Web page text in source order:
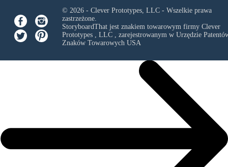
© 2026 - Clever Prototypes, LLC - Wszelkie prawa
zastrzeżone.
StoryboardThat jest znakiem towarowym firmy Clever
Prototypes , LLC, zarejestrowanym w Urzędzie
Znaków Towarowych USA